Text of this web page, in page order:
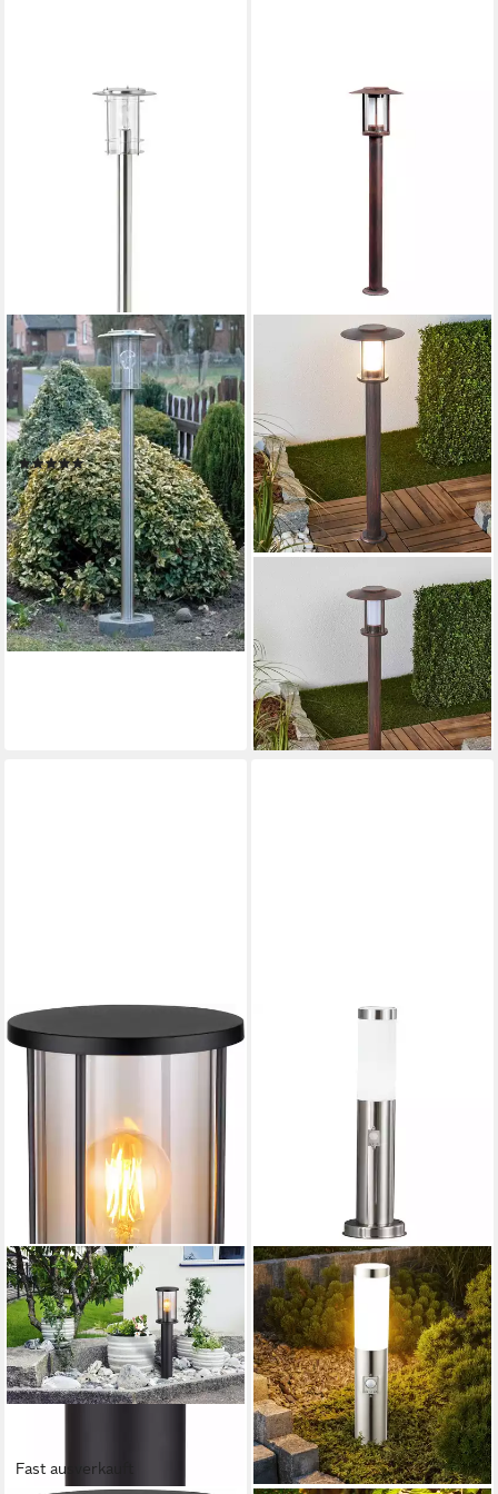
BRILLIANT
Außen-Stehlampe YORK,
ohne Leuchtmittel, 100cm
Höhe, E27 max. 40W, LED
geeignet, aus rostfreiem
Edelstahl (6)
ab 51,99 € UVP 111,99 €
-54%
lieferbar - in 2-3 Werktagen bei dir
Außen-Stehlampe Pavlos,
LED 7 W gesamt, warmweiß
Produktdatenblatt
74,90 € 99,90 €
-25%
lieferbar - in 2-3 Werktagen bei dir
Fast ausverkauft